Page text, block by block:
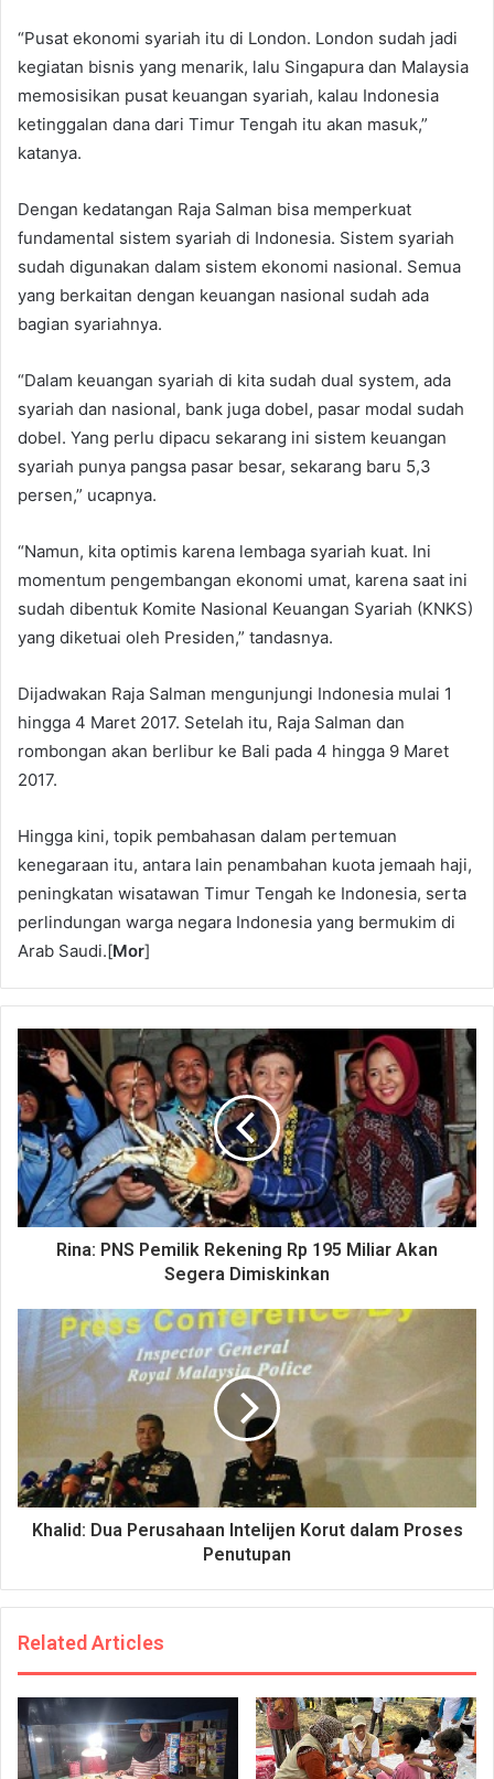
“Pusat ekonomi syariah itu di London. London sudah jadi
kegiatan bisnis yang menarik, lalu Singapura dan Malaysia
memosisikan pusat keuangan syariah, kalau Indonesia
ketinggalan dana dari Timur Tengah itu akan masuk,”
katanya.
Dengan kedatangan Raja Salman bisa memperkuat
fundamental sistem syariah di Indonesia. Sistem syariah
sudah digunakan dalam sistem ekonomi nasional. Semua
yang berkaitan dengan keuangan nasional sudah ada
bagian syariahnya.
“Dalam keuangan syariah di kita sudah dual system, ada
syariah dan nasional, bank juga dobel, pasar modal sudah
dobel. Yang perlu dipacu sekarang ini sistem keuangan
syariah punya pangsa pasar besar, sekarang baru 5,3
persen,” ucapnya.
“Namun, kita optimis karena lembaga syariah kuat. Ini
momentum pengembangan ekonomi umat, karena saat ini
sudah dibentuk Komite Nasional Keuangan Syariah (KNKS)
yang diketuai oleh Presiden,” tandasnya.
Dijadwakan Raja Salman mengunjungi Indonesia mulai 1
hingga 4 Maret 2017. Setelah itu, Raja Salman dan
rombongan akan berlibur ke Bali pada 4 hingga 9 Maret
2017.
Hingga kini, topik pembahasan dalam pertemuan
kenegaraan itu, antara lain penambahan kuota jemaah haji,
peningkatan wisatawan Timur Tengah ke Indonesia, serta
perlindungan warga negara Indonesia yang bermukim di
Arab Saudi.[Mor]
Rina: PNS Pemilik Rekening Rp 195 Miliar Akan
Segera Dimiskinkan
Khalid: Dua Perusahaan Intelijen Korut dalam Proses
Penutupan
Related Articles